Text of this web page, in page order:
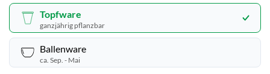
Topfware
ganzjährig pflanzbar
Ballenware
ca. Sep. - Mai